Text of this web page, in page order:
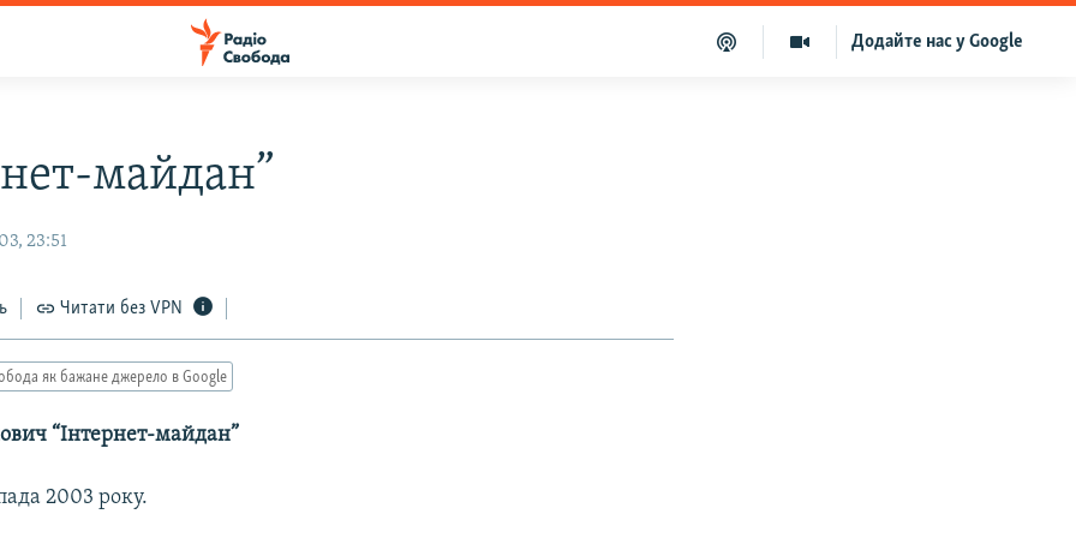
Додайте нас у Google
майдан”
23:51
Читати без VPN
як бажане джерело в Google
“Інтернет-майдан”
2003 року.